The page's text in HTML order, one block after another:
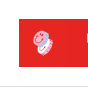
contenido